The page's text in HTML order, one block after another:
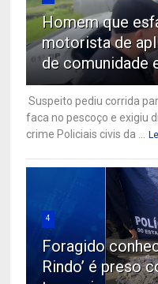
Homem que
motorista de
de comunidade
Suspeito pediu corrida
faca no pescoço e exigiu
crime Policiais civis da ...
4
Foragido
Rindo’ é preso